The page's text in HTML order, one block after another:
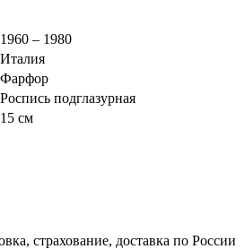
1960 – 1980
Италия
Фарфор
Роспись подглазурная
15 см
страхование, доставка по России